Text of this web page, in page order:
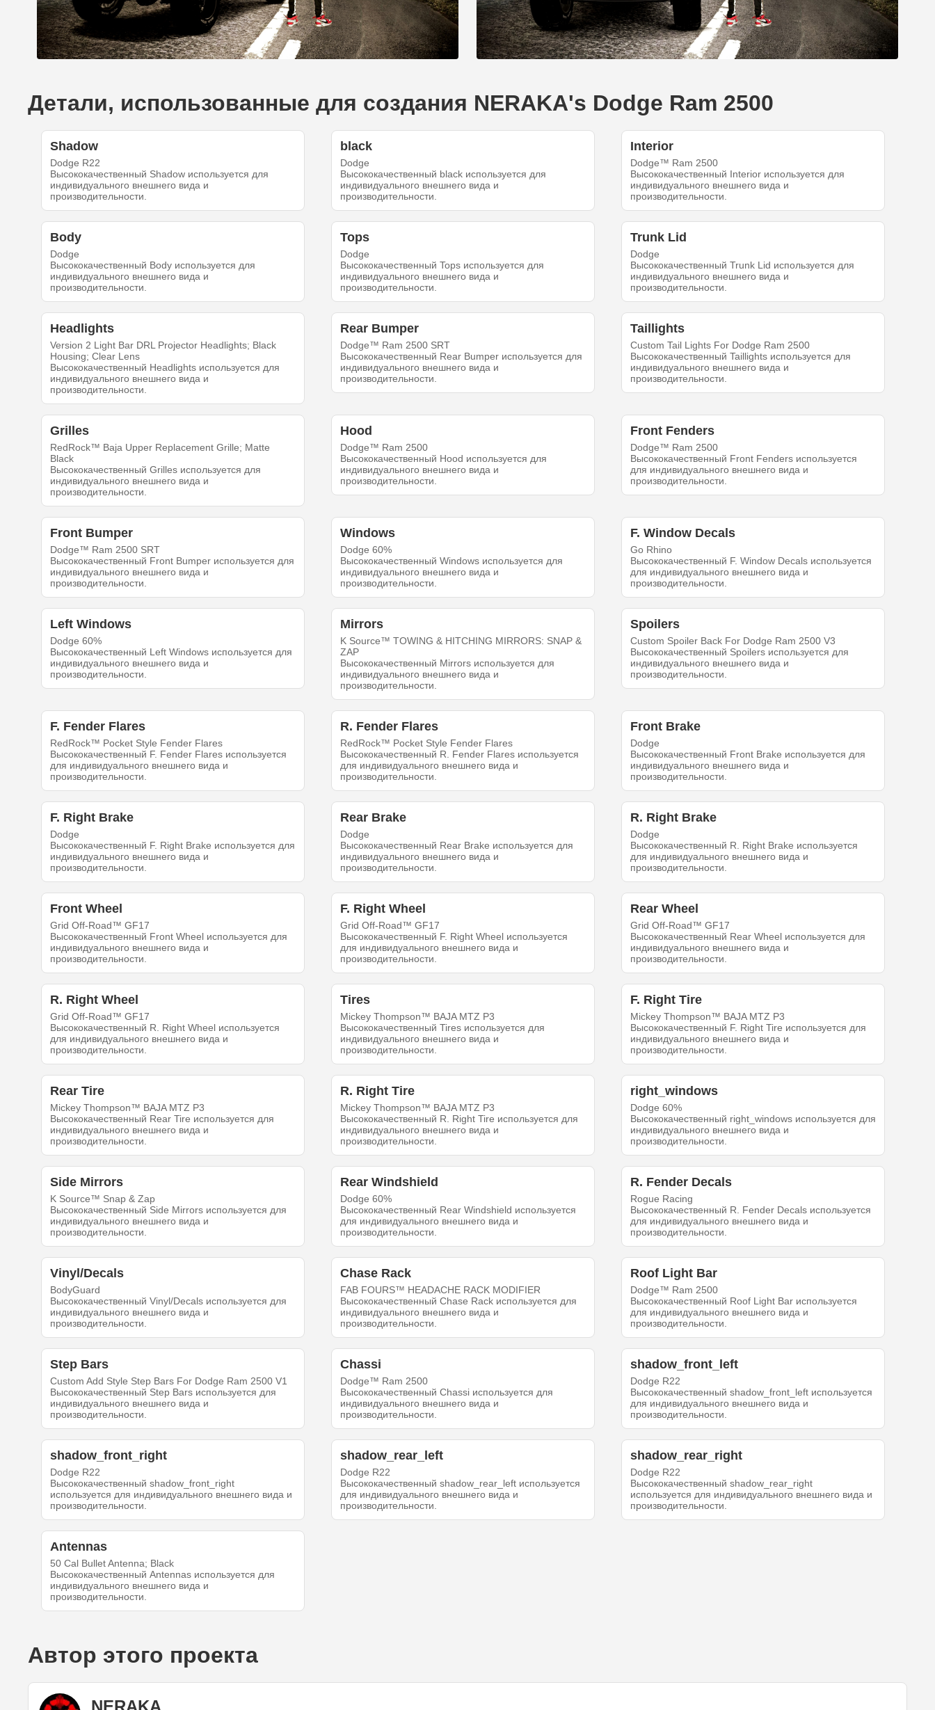
Детали, использованные для создания NERAKA's Dodge Ram 2500
Shadow
Dodge R22
Высококачественный Shadow используется для
индивидуального внешнего вида и
производительности.
black
Dodge
Высококачественный black используется для
индивидуального внешнего вида и
производительности.
Interior
Dodge™ Ram 2500
Высококачественный Interior используется для
индивидуального внешнего вида и
производительности.
Body
Dodge
Высококачественный Body используется для
индивидуального внешнего вида и
производительности.
Tops
Dodge
Высококачественный Tops используется для
индивидуального внешнего вида и
производительности.
Trunk Lid
Dodge
Высококачественный Trunk Lid используется для
индивидуального внешнего вида и
производительности.
Headlights
Version 2 Light Bar DRL Projector Headlights; Black
Housing; Clear Lens
Высококачественный Headlights используется для
индивидуального внешнего вида и
производительности.
Rear Bumper
Dodge™ Ram 2500 SRT
Высококачественный Rear Bumper используется для
индивидуального внешнего вида и
производительности.
Taillights
Custom Tail Lights For Dodge Ram 2500
Высококачественный Taillights используется для
индивидуального внешнего вида и
производительности.
Grilles
RedRock™ Baja Upper Replacement Grille; Matte
Black
Высококачественный Grilles используется для
индивидуального внешнего вида и
производительности.
Hood
Dodge™ Ram 2500
Высококачественный Hood используется для
индивидуального внешнего вида и
производительности.
Front Fenders
Dodge™ Ram 2500
Высококачественный Front Fenders используется
для индивидуального внешнего вида и
производительности.
Front Bumper
Dodge™ Ram 2500 SRT
Высококачественный Front Bumper используется для
индивидуального внешнего вида и
производительности.
Windows
Dodge 60%
Высококачественный Windows используется для
индивидуального внешнего вида и
производительности.
F. Window Decals
Go Rhino
Высококачественный F. Window Decals используется
для индивидуального внешнего вида и
производительности.
Left Windows
Dodge 60%
Высококачественный Left Windows используется для
индивидуального внешнего вида и
производительности.
Mirrors
K Source™ TOWING & HITCHING MIRRORS: SNAP &
ZAP
Высококачественный Mirrors используется для
индивидуального внешнего вида и
производительности.
Spoilers
Custom Spoiler Back For Dodge Ram 2500 V3
Высококачественный Spoilers используется для
индивидуального внешнего вида и
производительности.
F. Fender Flares
RedRock™ Pocket Style Fender Flares
Высококачественный F. Fender Flares используется
для индивидуального внешнего вида и
производительности.
R. Fender Flares
RedRock™ Pocket Style Fender Flares
Высококачественный R. Fender Flares используется
для индивидуального внешнего вида и
производительности.
Front Brake
Dodge
Высококачественный Front Brake используется для
индивидуального внешнего вида и
производительности.
F. Right Brake
Dodge
Высококачественный F. Right Brake используется для
индивидуального внешнего вида и
производительности.
Rear Brake
Dodge
Высококачественный Rear Brake используется для
индивидуального внешнего вида и
производительности.
R. Right Brake
Dodge
Высококачественный R. Right Brake используется
для индивидуального внешнего вида и
производительности.
Front Wheel
Grid Off-Road™ GF17
Высококачественный Front Wheel используется для
индивидуального внешнего вида и
производительности.
F. Right Wheel
Grid Off-Road™ GF17
Высококачественный F. Right Wheel используется
для индивидуального внешнего вида и
производительности.
Rear Wheel
Grid Off-Road™ GF17
Высококачественный Rear Wheel используется для
индивидуального внешнего вида и
производительности.
R. Right Wheel
Grid Off-Road™ GF17
Высококачественный R. Right Wheel используется
для индивидуального внешнего вида и
производительности.
Tires
Mickey Thompson™ BAJA MTZ P3
Высококачественный Tires используется для
индивидуального внешнего вида и
производительности.
F. Right Tire
Mickey Thompson™ BAJA MTZ P3
Высококачественный F. Right Tire используется для
индивидуального внешнего вида и
производительности.
Rear Tire
Mickey Thompson™ BAJA MTZ P3
Высококачественный Rear Tire используется для
индивидуального внешнего вида и
производительности.
R. Right Tire
Mickey Thompson™ BAJA MTZ P3
Высококачественный R. Right Tire используется для
индивидуального внешнего вида и
производительности.
right_windows
Dodge 60%
Высококачественный right_windows используется для
индивидуального внешнего вида и
производительности.
Side Mirrors
K Source™ Snap & Zap
Высококачественный Side Mirrors используется для
индивидуального внешнего вида и
производительности.
Rear Windshield
Dodge 60%
Высококачественный Rear Windshield используется
для индивидуального внешнего вида и
производительности.
R. Fender Decals
Rogue Racing
Высококачественный R. Fender Decals используется
для индивидуального внешнего вида и
производительности.
Vinyl/Decals
BodyGuard
Высококачественный Vinyl/Decals используется для
индивидуального внешнего вида и
производительности.
Chase Rack
FAB FOURS™ HEADACHE RACK MODIFIER
Высококачественный Chase Rack используется для
индивидуального внешнего вида и
производительности.
Roof Light Bar
Dodge™ Ram 2500
Высококачественный Roof Light Bar используется
для индивидуального внешнего вида и
производительности.
Step Bars
Custom Add Style Step Bars For Dodge Ram 2500 V1
Высококачественный Step Bars используется для
индивидуального внешнего вида и
производительности.
Chassi
Dodge™ Ram 2500
Высококачественный Chassi используется для
индивидуального внешнего вида и
производительности.
shadow_front_left
Dodge R22
Высококачественный shadow_front_left используется
для индивидуального внешнего вида и
производительности.
shadow_front_right
Dodge R22
Высококачественный shadow_front_right
используется для индивидуального внешнего вида и
производительности.
shadow_rear_left
Dodge R22
Высококачественный shadow_rear_left используется
для индивидуального внешнего вида и
производительности.
shadow_rear_right
Dodge R22
Высококачественный shadow_rear_right
используется для индивидуального внешнего вида и
производительности.
Antennas
50 Cal Bullet Antenna; Black
Высококачественный Antennas используется для
индивидуального внешнего вида и
производительности.
Автор этого проекта
NERAKA